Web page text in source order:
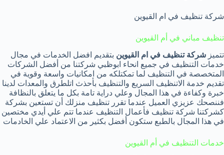
شركة تنظيف في ام القيوين
تنظيف مباني في أم القيوين
تتميز شركة تنظيف في ام القيوين بتقديم افضل الخدمات في مجال
خدمات التنظيف في جميع انحاء ابوظبي شركتنا من أفضل الشركات
المتخصصة في التنظيف لما تمكتلكه من امكانيات واسعة وقوية في
تقديم خدمة الاتنظيف السريع والتنظيف بأحذث اتلطرق والمعدات لدينا
خبرة وكفاءة في هذا المجال وعلي دراية تامة بكل ما يتعلق بالنظافة
فننصحك عزيزي العميل عندما تقرر تنظيف منزلك أن تستعين بشركة
كشركتنا شركة تنظيف فأعمال التنظيف عندما تتم علي أيدي مختصين
في هذا المجال بالطبع ستكون أفضل بكثير من الاعتماد علي الخادمات
خدمات التنظيف في أم القيوين